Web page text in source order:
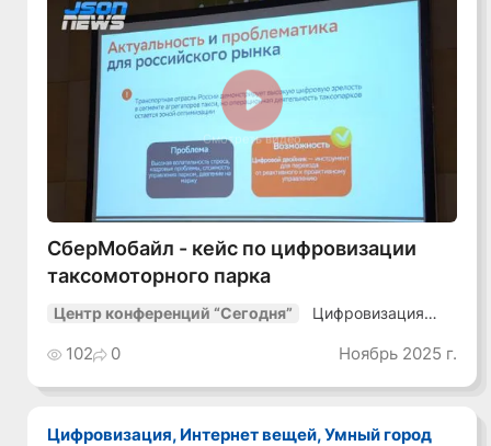
Смотреть видео
СберМобайл - кейс по цифровизации
таксомоторного парка
Центр конференций “Сегодня”
Цифровизация
102 0 Ноябрь 2025 г.
Цифровизация, Интернет вещей, Умный город